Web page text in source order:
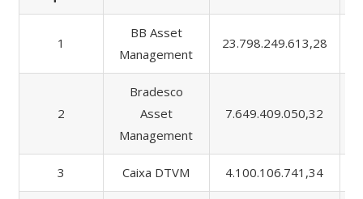
1
BB Asset
Management
23.798.249.613,28
2
Bradesco
Asset
Management
7.649.409.050,32
3 Caixa DTVM 4.100.106.741,34